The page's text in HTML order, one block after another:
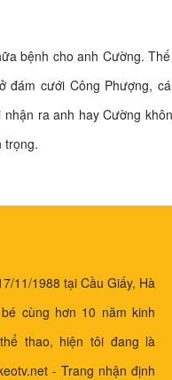
bệnh cho anh Cường.
cưới Công Phượng,
ra anh hay Cường
trọng.
11/1988 tại Cầu Giấy, Hà
cùng hơn 10 năm kinh
thao, hiện tôi đang là
- Trang nhận định